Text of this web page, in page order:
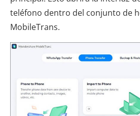
teléfono dentro del conjunto de
MobileTrans.